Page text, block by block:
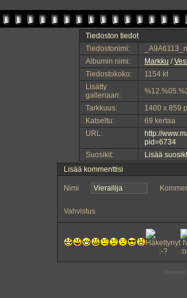
Tiedoston tiedot
Tiedostonimi:
Albumin nimi:
Markku /
Tiedostokoko:
1154 kt
Lisätty
galleriaan:
Tarkkuus:
1400 x 859
Katseltu:
69 kertaa
URL:
http://
pid=6734
Suosikit:
Lisää
Lisää kommenttisi
Nimi
Vahvistus